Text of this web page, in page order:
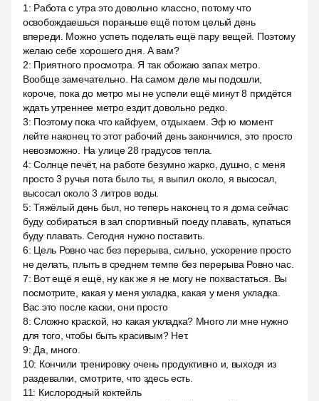
1 : Работа с утра это довольно классно, потому что
освобождаешься пораньше ещё потом целый день
впереди. Можно успеть поделать ещё пару вещей. Поэтому
желаю себе хорошего дня. А вам?
2: Приятного просмотра. Я так обожаю запах метро.
Вообще замечательно. На самом деле мы подошли,
короче, пока до метро мы не успели ещё минут 8 придётся
ждать утреннее метро ездит довольно редко.
3: Поэтому пока что кайфуем, отдыхаем. Эф ю момент
лейте наконец то этот рабочий день закончился, это просто
невозможно. На улице 28 градусов тепла.
4:Солнце печёт, на работе безумно жарко, душно, с меня
просто 3 ручья пота было ты, я выпил около, я высосал,
высосал около 3 литров воды.
5:Тяжёлый день был, но теперь наконец то я дома сейчас
буду собираться в зал спортивный поеду плавать, купаться
буду плавать. Сегодня нужно поставить.
6: Цель Ровно час без перерыва, сильно, ускорение просто
не делать, плыть в среднем темпе без перерыва Ровно час.
7: Вот ещё я ещё, ну как же я не могу не похвастаться. Вы
посмотрите, какая у меня укладка, какая у меня укладка.
Вас это после каски, они просто
8:Сложно краской, но какая укладка? Много ли мне нужно
для того, чтобы быть красивым? Нет.
9: Да, много.
10: Кончили тренировку очень продуктивно и, выходя из
раздевалки, смотрите, что здесь есть.
11: Кислородный коктейль